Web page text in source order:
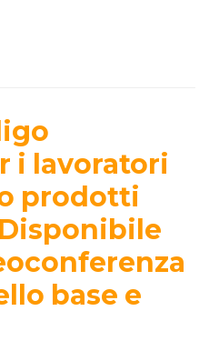
i lavoratori
prodotti
base e